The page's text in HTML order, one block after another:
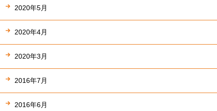
2020年5月
2020年4月
2020年3月
2016年7月
2016年6月